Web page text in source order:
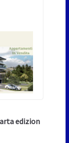
edizion